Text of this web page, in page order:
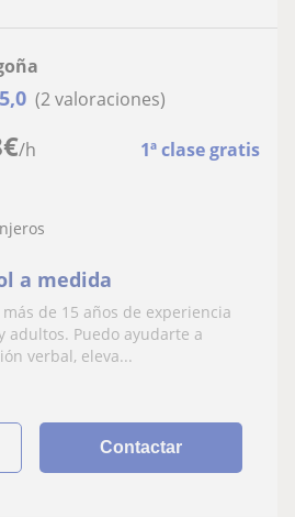
€/h 1ª clase gratis
5,0 (2 valoraciones)
a medida
de 15 años de experiencia
adultos. Puedo ayudarte a
verbal, eleva...
Contactar